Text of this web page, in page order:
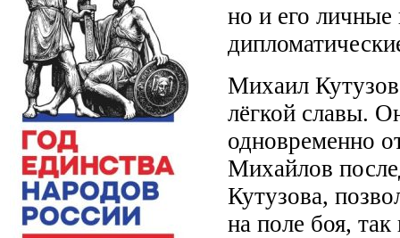
но и его личные
Михаил Кутузов
лёгкой славы.
одновременно
Михайлов
Кутузова,
на поле боя,